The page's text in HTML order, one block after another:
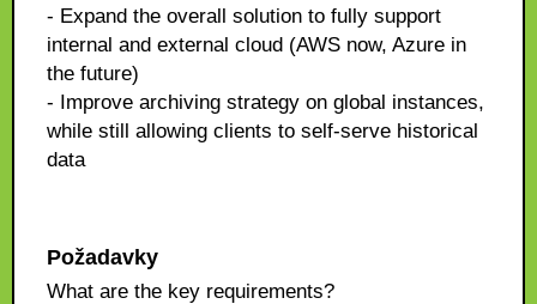
- Expand the overall solution to fully support
internal and external cloud (AWS now, Azure in
the future)
- Improve archiving strategy on global instances,
while still allowing clients to self-serve historical
data
Požadavky
What are the key requirements?